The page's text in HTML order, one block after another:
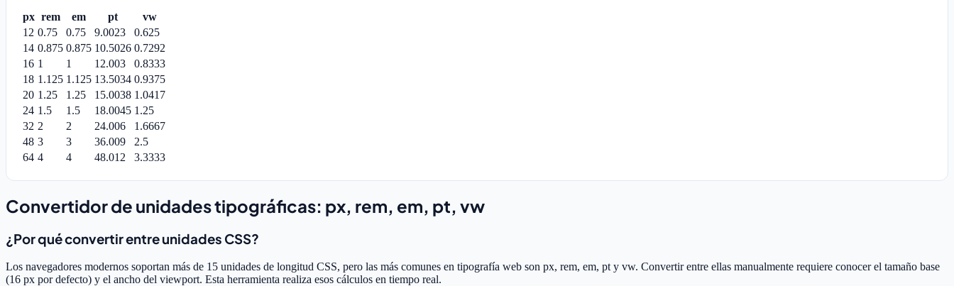
px rem em pt
vw
12 0.75 0.75 9.0023
0.625
14 0.875 0.875 10.5026 0.7292
16 1 1 12.003
0.8333
18 1.125 1.125 13.5034 0.9375
20 1.25 1.25 15.0038 1.0417
24 1.5 1.5 18.0045 1.25
32 2 2 24.006
1.6667
48 3 3 36.009
2.5
64 4 4 48.012 3.3333
Convertidor de unidades tipográficas: px, rem, em, pt, vw
¿Por qué convertir entre unidades CSS?
Los navegadores modernos soportan más de 15 unidades de longitud CSS, pero las más comunes en tipografía web son px, rem, em, pt y vw. Convertir entre ellas manualmente requiere conocer el tamaño base
(16 px por defecto) y el ancho del viewport. Esta herramienta realiza esos cálculos en tiempo real.